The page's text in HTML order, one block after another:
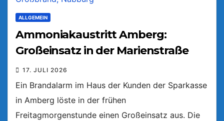
ALLGEMEIN
Ammoniakaustritt Amberg:
Großeinsatz in der Marienstraße
17. JULI 2026
Ein Brandalarm im Haus der Kunden der Sparkasse
in Amberg löste in der frühen
Freitagmorgenstunde einen Großeinsatz aus. Die